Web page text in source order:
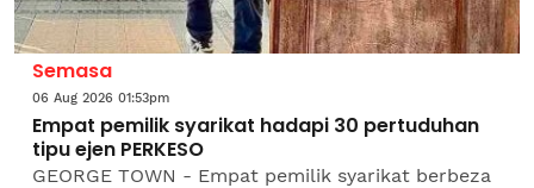
Semasa
06 Aug 2026 01:53pm
Empat pemilik syarikat hadapi 30 pertuduhan
tipu ejen PERKESO
GEORGE TOWN - Empat pemilik syarikat berbeza